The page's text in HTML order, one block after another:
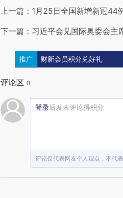
上一篇：1月25日全国新增新冠44
下一篇：习近平会见国际奥委会主
推广 财新会员积分兑好礼
评论区 0
登录后发表评论得积分
评论仅代表网友个人观点，不代